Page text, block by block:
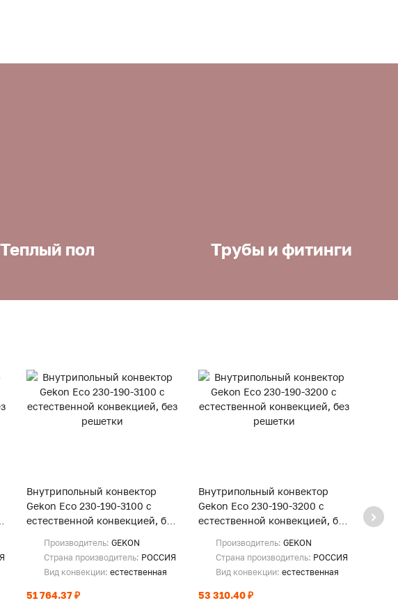
Теплый пол Трубы и фитинги
Внутрипольный конвектор
Gekon Eco 230-190-3100 с
естественной конвекцией, без
Производитель:GEKON
Страна производитель: РОССИЯ
Вид конвекции:естественная
51 764.37 ₽
Внутрипольный конвектор
Gekon Eco 230-190-3200 с
естественной конвекцией, без
Производитель:GEKON
Страна производитель: РОССИЯ
Вид конвекции:естественная
53 310.40 ₽